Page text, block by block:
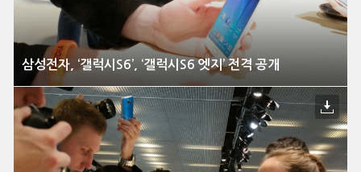
삼성전자, ‘갤럭시S6’, ‘갤럭시S6 엣지’ 전격 공개